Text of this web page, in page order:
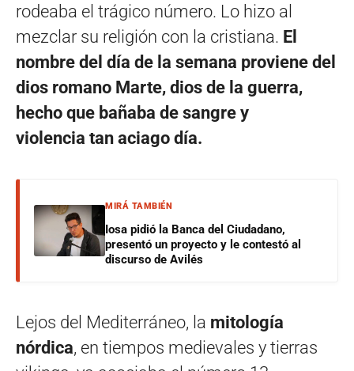
rodeaba el trágico número. Lo hizo al
mezclar su religión con la cristiana. El
nombre del día de la semana proviene del
dios romano Marte, dios de la guerra,
hecho que bañaba de sangre y
violencia tan aciago día.
MIRÁ TAMBIÉN
Iosa pidió la Banca del Ciudadano,
presentó un proyecto y le contestó al
discurso de Avilés
Lejos del Mediterráneo, la mitología
nórdica, en tiempos medievales y tierras